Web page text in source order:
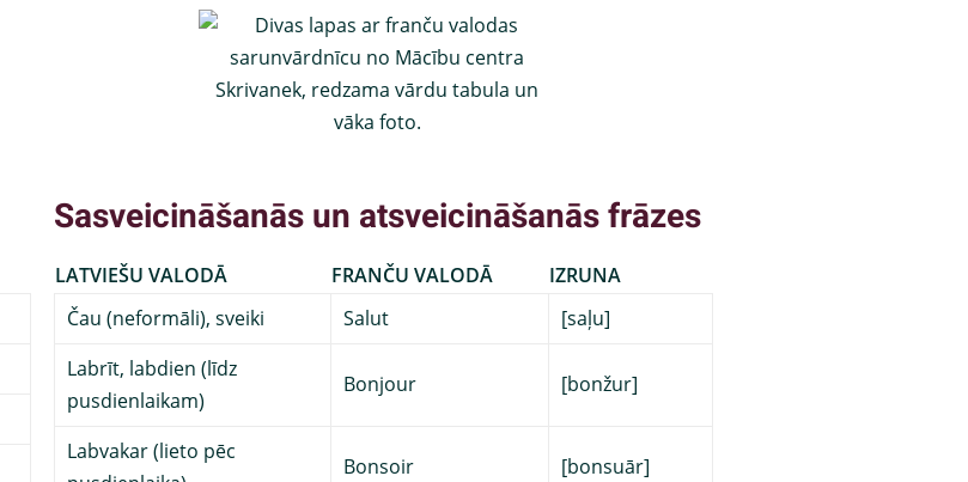
Sasveicināšanās un atsveicināšanās frāzes
LATVIEŠU VALODĀ FRANČU VALODĀ
IZRUNA
Čau (neformāli), sveiki
Salut
[saļu]
Labrīt, labdien (līdz
pusdienlaikam)
Bonjour [bonžur]
Labvakar (lieto pēc
Bonsoir [bonsuār]